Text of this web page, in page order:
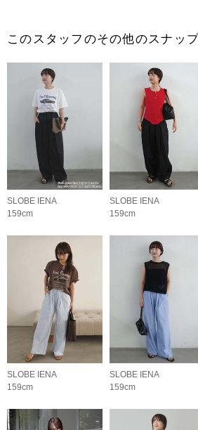
このスタッフのその他のスナッ
SLOBE IENA
159cm
SLOBE IENA
159cm
SLOBE IENA
159cm
SLOBE IENA
159cm